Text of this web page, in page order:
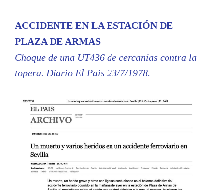
ACCIDENTE EN LA ESTACIÓN DE
PLAZA DE ARMAS
Choque de una UT436 de cercanías contra la
topera. Diario El Pais 23/7/1978.